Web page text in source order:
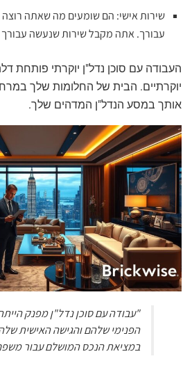
שירות אישי: הם שומעים מה שאתה
עבורך. אתה מקבל שירות שנעשה עבורך
העבודה עם סוכן נדל"ן יוקרתי פותחת
יוקרתיים. הבית של החלומות שלך
אותך במסע הנדל"ן המדהים שלך.
"עבודה עם סוכן נדל"ן מפנק
הפנימי שלהם והגישה האישית
במציאת הנכס המושלם עבור